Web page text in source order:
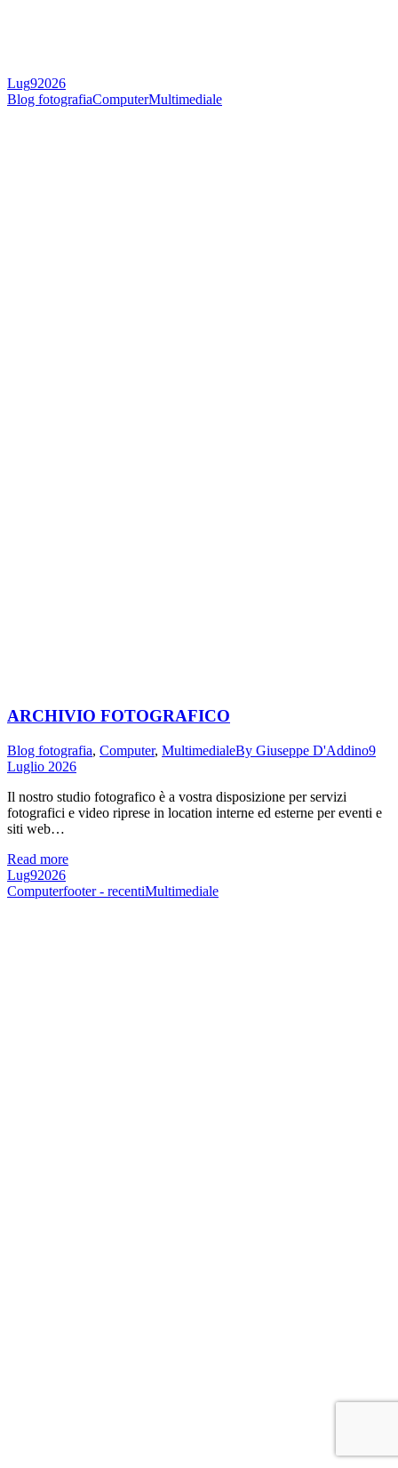
Lug92026
Blog fotografiaComputerMultimediale
ARCHIVIO FOTOGRAFICO
Blog fotografia, Computer, MultimedialeBy Giuseppe D'Addino9
Luglio 2026
Il nostro studio fotografico è a vostra disposizione per servizi
fotografici e video riprese in location interne ed esterne per eventi e
siti web…
Read more
Lug92026
Computerfooter - recentiMultimediale